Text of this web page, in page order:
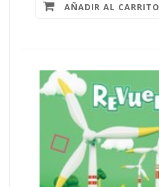
AÑADIR AL CARRITO